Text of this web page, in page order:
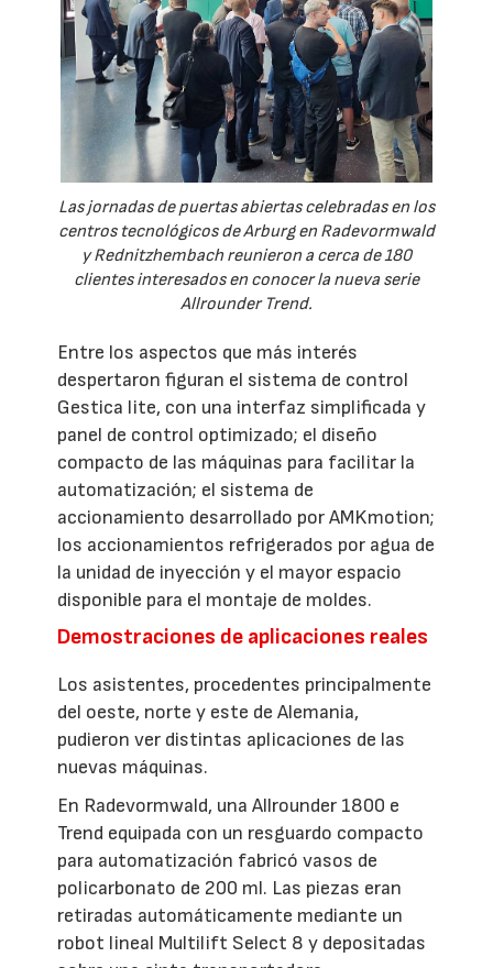
Las jornadas de puertas abiertas celebradas en los
centros tecnológicos de Arburg en Radevormwald
y Rednitzhembach reunieron a cerca de 180
clientes interesados en conocer la nueva serie
Allrounder Trend.
Entre los aspectos que más interés
despertaron figuran el sistema de control
Gestica lite, con una interfaz simplificada y
panel de control optimizado; el diseño
compacto de las máquinas para facilitar la
automatización; el sistema de
accionamiento desarrollado por AMKmotion;
los accionamientos refrigerados por agua de
la unidad de inyección y el mayor espacio
disponible para el montaje de moldes.
Demostraciones de aplicaciones reales
Los asistentes, procedentes principalmente
del oeste, norte y este de Alemania,
pudieron ver distintas aplicaciones de las
nuevas máquinas.
En Radevormwald, una Allrounder 1800 e
Trend equipada con un resguardo compacto
para automatización fabricó vasos de
policarbonato de 200 ml. Las piezas eran
retiradas automáticamente mediante un
robot lineal Multilift Select 8 y depositadas